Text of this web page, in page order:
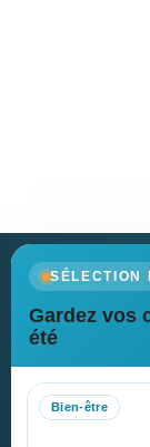
SÉLECTION
Gardez vos
été
Bien-être
Recevez nos